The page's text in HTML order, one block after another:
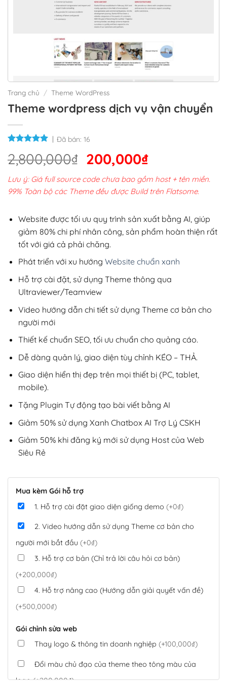
Trang chủ / Theme WordPress
Theme wordpress dịch vụ vận chuyển
Đã bán: 16
2,800,000₫ Giá
gốc
là:
2,800,000₫.
200,000₫Giá
hiện
tại
200,000₫.
Lưu ý: Giá full source code chưa bao gồm host + tên miền.
99% Toàn bộ các Theme đều được Build trên Flatsome.
Website được tối ưu quy trình sản xuất bằng AI, giúp
giảm 80% chi phí nhân công, sản phẩm hoàn thiện rất
tốt với giá cả phải chăng.
Phát triển với xu hướng Website chuẩn xanh
Hỗ trợ cài đặt, sử dụng Theme thông qua
Ultraviewer/Teamview
Video hướng dẫn chi tiết sử dụng Theme cơ bản cho
người mới
Thiết kế chuẩn SEO, tối ưu chuẩn cho quảng cáo.
Dễ dàng quản lý, giao diện tùy chỉnh KÉO – THẢ.
Giao diện hiển thị đẹp trên mọi thiết bị (PC, tablet,
mobile).
Tặng Plugin Tự động tạo bài viết bằng AI
Giảm 50% sử dụng Xanh Chatbox AI Trợ Lý CSKH
Giảm 50% khi đăng ký mới sử dụng Host của Web
Siêu Rẻ
Mua kèm Gói hỗ trợ
1. Hỗ trợ cài đặt giao diện giống demo (+0₫)
2. Video hướng dẫn sử dụng Theme cơ bản cho
người mới bắt đầu (+0₫)
3. Hỗ trợ cơ bản (Chỉ trả lời câu hỏi cơ bản)
(+200,000₫)
4. Hỗ trợ nâng cao (Hướng dẫn giải quyết vấn đề)
(+500,000₫)
Gói chỉnh sửa web
Thay logo & thông tin doanh nghiệp (+100,000₫)
Đổi màu chủ đạo của theme theo tông màu của